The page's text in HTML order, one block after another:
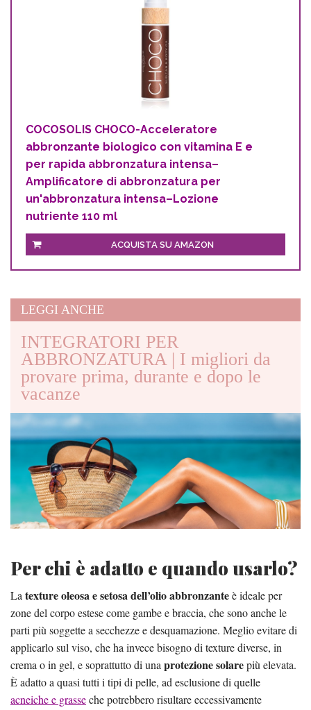
COCOSOLIS CHOCO-Acceleratore
abbronzante biologico con vitamina E e
per rapida abbronzatura intensa–
Amplificatore di abbronzatura per
un'abbronzatura intensa–Lozione
nutriente 110 ml
ACQUISTA SU AMAZON
LEGGI ANCHE
INTEGRATORI PER
ABBRONZATURA | I migliori da
provare prima, durante e dopo le
vacanze
Per chi è adatto e quando usarlo?
La texture oleosa e setosa dell’olio abbronzanteè ideale per
zone del corpo estese come gambe e braccia, che sono anche le
parti più soggette a secchezze e desquamazione. Meglio evitare di
applicarlo sul viso, che ha invece bisogno di texture diverse, in
crema o in gel, e soprattutto di una protezione solarepiù elevata.
È adatto a quasi tutti i tipi di pelle, ad esclusione di quelle
acneiche e grasseche potrebbero risultare eccessivamente